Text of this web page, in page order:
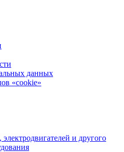
данных
«cookie»
и другого